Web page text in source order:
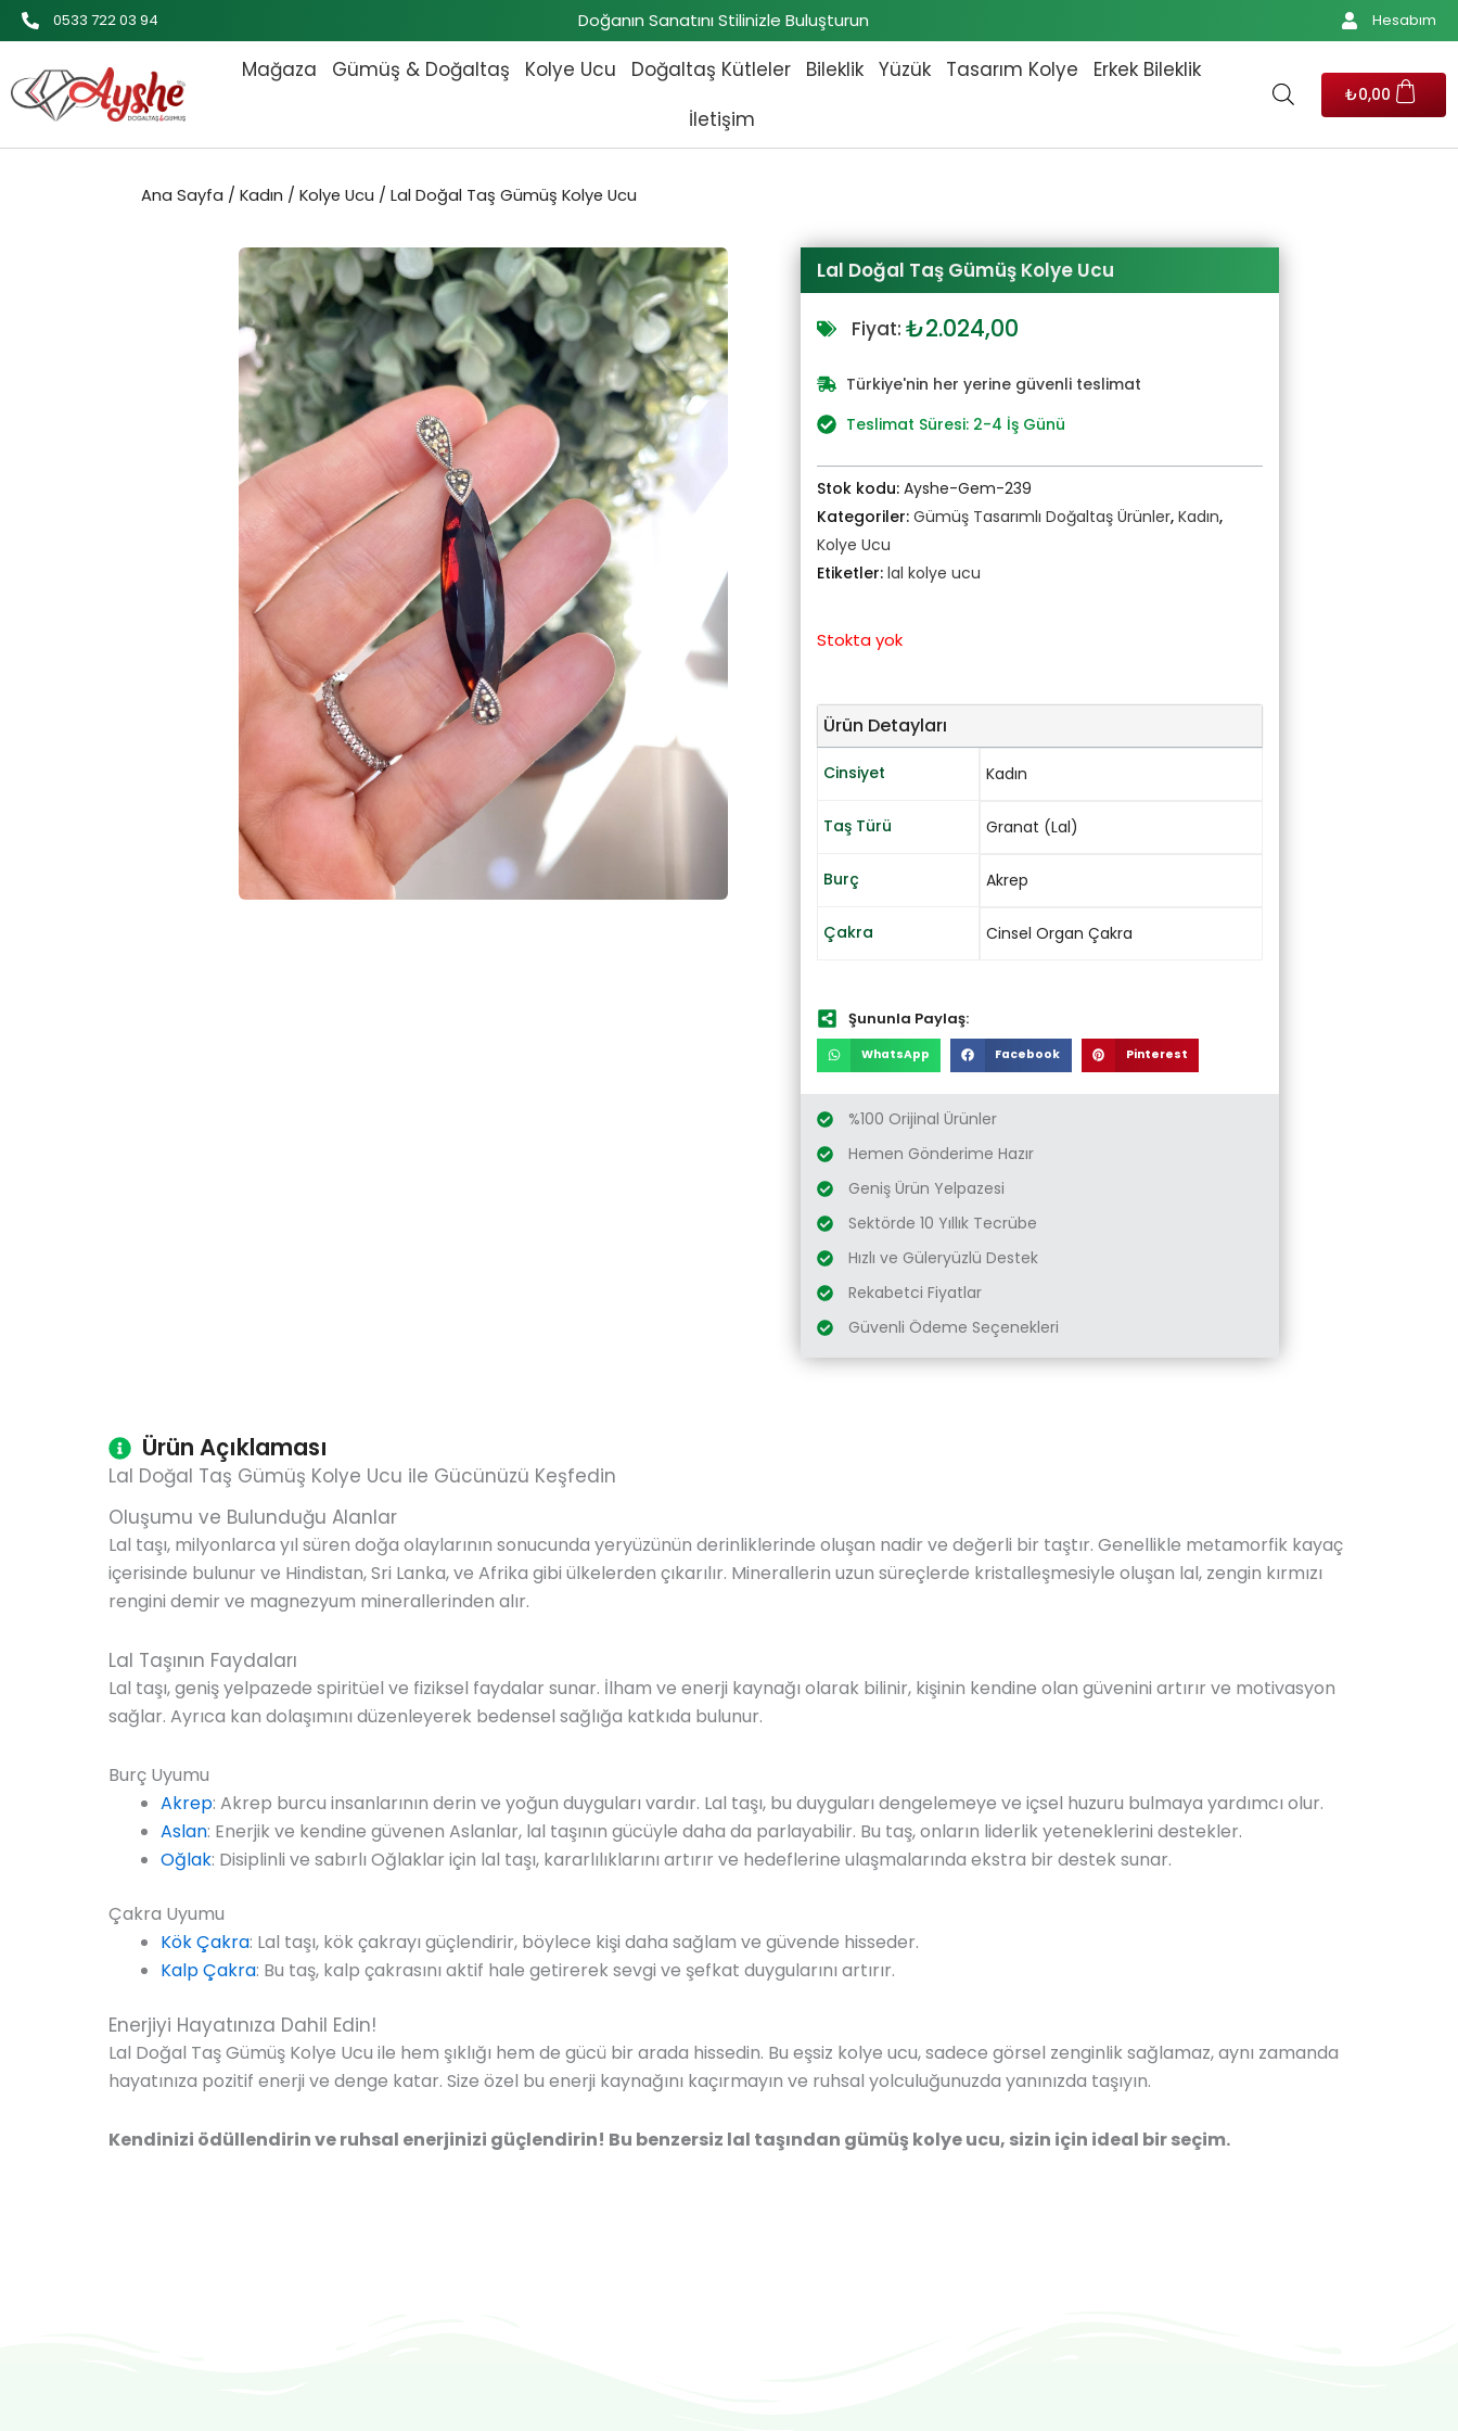
İçeriğe
atla
0533 722 03 94 Doğanın Sanatını Stilinizle Buluşturun Hesabım
Mağaza Gümüş & Doğaltaş Kolye Ucu Doğaltaş Kütleler Bileklik Yüzük Tasarım Kolye
Erkek Bileklik
İletişim
₺0,00
Ana Sayfa / Kadın / Kolye Ucu / Lal Doğal Taş Gümüş Kolye Ucu
Lal Doğal Taş Gümüş Kolye Ucu
Fiyat: Orijinal
₺2.226,00.
₺2.024,00
fiyat:
₺2.024,00.
Türkiye'nin her yerine güvenli teslimat
Teslimat Süresi: 2-4 İş Günü
Stok kodu: Ayshe-Gem-239
Kategoriler: Gümüş Tasarımlı Doğaltaş Ürünler, Kadın,
Kolye Ucu
Etiketler: lal kolye ucu
Stokta yok
Ürün Detayları
Cinsiyet Kadın
Taş Türü Granat (Lal)
Burç Akrep
Çakra Cinsel Organ Çakra
Şununla Paylaş:
WhatsApp Facebook Pinterest
%100 Orijinal Ürünler
Hemen Gönderime Hazır
Geniş Ürün Yelpazesi
Sektörde 10 Yıllık Tecrübe
Hızlı ve Güleryüzlü Destek
Rekabetci Fiyatlar
Güvenli Ödeme Seçenekleri
Ürün Açıklaması
Lal Doğal Taş Gümüş Kolye Ucu ile Gücünüzü Keşfedin
Oluşumu ve Bulunduğu Alanlar
Lal taşı, milyonlarca yıl süren doğa olaylarının sonucunda yeryüzünün derinliklerinde oluşan nadir ve değerli bir taştır. Genellikle metamorfik kayaç
içerisinde bulunur ve Hindistan, Sri Lanka, ve Afrika gibi ülkelerden çıkarılır. Minerallerin uzun süreçlerde kristalleşmesiyle oluşan lal, zengin kırmızı
rengini demir ve magnezyum minerallerinden alır.
Lal Taşının Faydaları
Lal taşı, geniş yelpazede spiritüel ve fiziksel faydalar sunar. İlham ve enerji kaynağı olarak bilinir, kişinin kendine olan güvenini artırır ve motivasyon
sağlar. Ayrıca kan dolaşımını düzenleyerek bedensel sağlığa katkıda bulunur.
Burç Uyumu
Akrep: Akrep burcu insanlarının derin ve yoğun duyguları vardır. Lal taşı, bu duyguları dengelemeye ve içsel huzuru bulmaya yardımcı olur.
Aslan: Enerjik ve kendine güvenen Aslanlar, lal taşının gücüyle daha da parlayabilir. Bu taş, onların liderlik yeteneklerini destekler.
Oğlak: Disiplinli ve sabırlı Oğlaklar için lal taşı, kararlılıklarını artırır ve hedeflerine ulaşmalarında ekstra bir destek sunar.
Çakra Uyumu
Kök Çakra: Lal taşı, kök çakrayı güçlendirir, böylece kişi daha sağlam ve güvende hisseder.
Kalp Çakra: Bu taş, kalp çakrasını aktif hale getirerek sevgi ve şefkat duygularını artırır.
Enerjiyi Hayatınıza Dahil Edin!
Lal Doğal Taş Gümüş Kolye Ucu ile hem şıklığı hem de gücü bir arada hissedin. Bu eşsiz kolye ucu, sadece görsel zenginlik sağlamaz, aynı zamanda
hayatınıza pozitif enerji ve denge katar. Size özel bu enerji kaynağını kaçırmayın ve ruhsal yolculuğunuzda yanınızda taşıyın.
Kendinizi ödüllendirin ve ruhsal enerjinizi güçlendirin! Bu benzersiz lal taşından gümüş kolye ucu, sizin için ideal bir seçim.